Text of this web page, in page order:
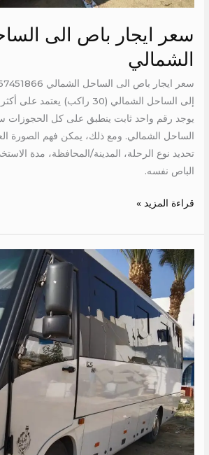
سعر ايجار باص الى
الشمالي
إلى الساحل الشمالي (30 راكب)
يوجد رقم واحد ثابت ينطبق على كل الحجوزات
الساحل الشمالي. ومع ذلك، يمكن فهم الصورة
تحديد نوع الرحلة، المدينة/المحافظة، مدة
الباص نفسه.
قراءة المزيد »
ايجار
ميني
باص
كرسي
الي
السخنة